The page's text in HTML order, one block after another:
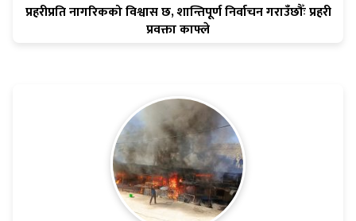
प्रहरीप्रति नागरिकको विश्वास छ, शान्तिपूर्ण निर्वाचन गराउँछौँः प्रहरी
प्रवक्ता काफ्ले